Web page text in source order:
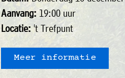
Aanvang:19:00 uur
Locatie:'t Trefpunt
Meer informatie